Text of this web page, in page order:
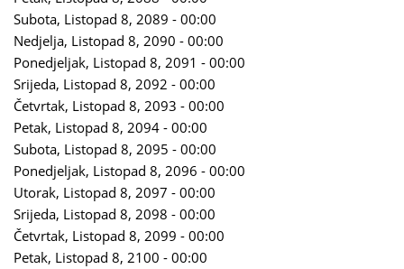
Subota, Listopad 8, 2089 - 00:00
Nedjelja, Listopad 8, 2090 - 00:00
Ponedjeljak, Listopad 8, 2091 - 00:00
Srijeda, Listopad 8, 2092 - 00:00
Četvrtak, Listopad 8, 2093 - 00:00
Petak, Listopad 8, 2094 - 00:00
Subota, Listopad 8, 2095 - 00:00
Ponedjeljak, Listopad 8, 2096 - 00:00
Utorak, Listopad 8, 2097 - 00:00
Srijeda, Listopad 8, 2098 - 00:00
Četvrtak, Listopad 8, 2099 - 00:00
Petak, Listopad 8, 2100 - 00:00